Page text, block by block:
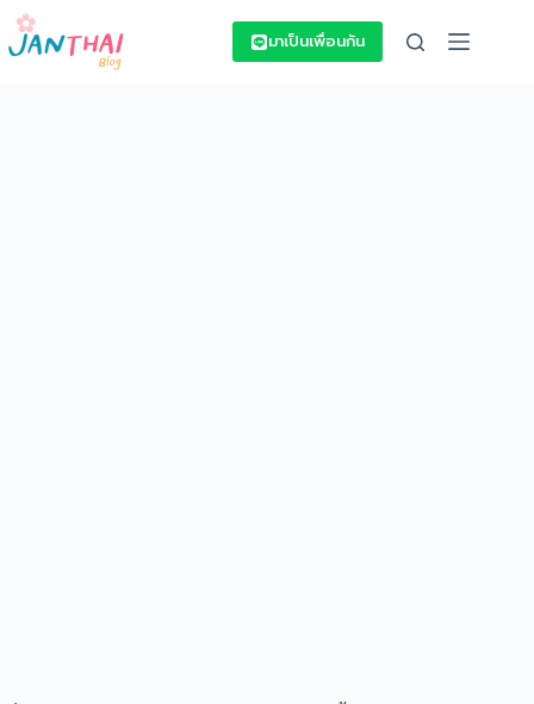
Skip
content
มาเป็นเพื่อนกัน